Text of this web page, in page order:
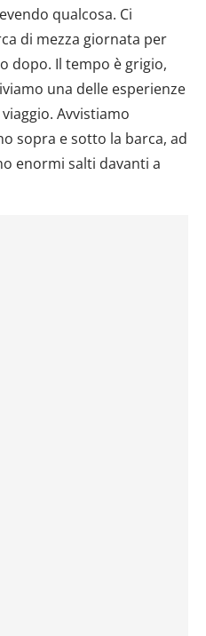
qualcosa. Ci
di mezza giornata per
dopo. Il tempo è grigio,
una delle esperienze
Avvistiamo
sopra e sotto la barca, ad
enormi salti davanti a